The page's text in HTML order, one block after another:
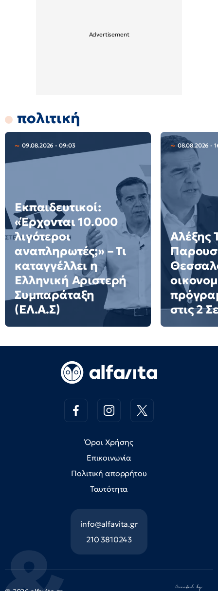
πολιτική
09.08.2026 - 09:03
Εκπαιδευτικοί:
«Έρχονται 10.000
λιγότεροι
αναπληρωτές;» – Τι
καταγγέλλει η
Ελληνική Αριστερή
Συμπαράταξη
(ΕΛ.Α.Σ)
08.08.2026 -
Αλέξης
στις 2
Όροι Χρήσης
Επικοινωνία
Πολιτική απορρήτου
Ταυτότητα
info@alfavita.gr
210 3810243